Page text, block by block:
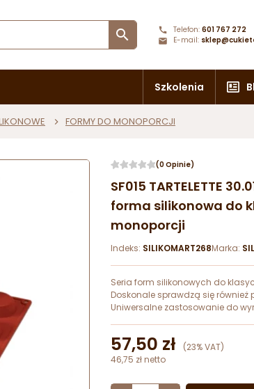
 Telefon: 601 767 272
E-mail:
Szkolenia
FORMY DO MONOPORCJI
(0 Opinie)
SF015 TARTELETTE
forma silikonowa do
monoporcji
Indeks: SILIKOMART268Marka:
Seria form silikonowych do
Doskonale sprawdzą się
Uniwersalne zastosowanie do
57,50 zł
(23% VAT)
46,75 zł netto